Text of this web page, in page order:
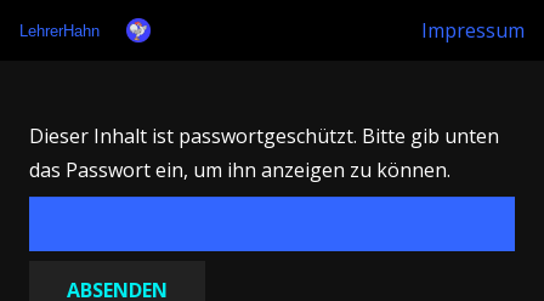
LehrerHahn Impressum
Dieser Inhalt ist passwortgeschützt. Bitte gib unten
das Passwort ein, um ihn anzeigen zu können.